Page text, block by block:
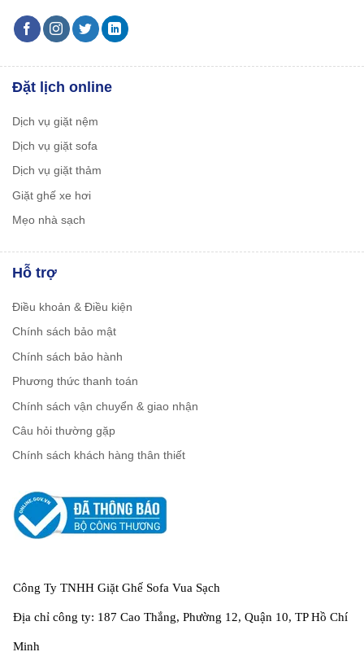
Đặt lịch online
Dịch vụ giặt nệm
Dịch vụ giặt sofa
Dịch vụ giặt thảm
Giặt ghế xe hơi
Mẹo nhà sạch
Hỗ trợ
Điều khoản & Điều kiện
Chính sách bảo mật
Chính sách bảo hành
Phương thức thanh toán
Chính sách vận chuyển & giao nhận
Câu hỏi thường gặp
Chính sách khách hàng thân thiết
Công Ty TNHH Giặt Ghế Sofa Vua Sạch
Địa chỉ công ty: 187 Cao Thắng, Phường 12, Quận 10, TP Hồ Chí
Minh